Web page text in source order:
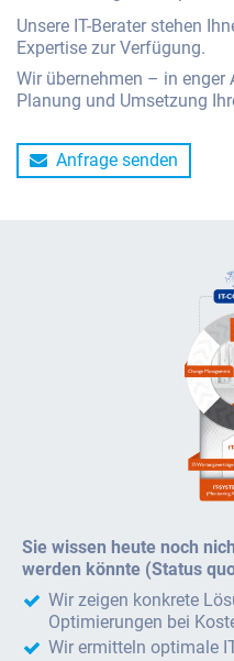
Unsere IT-Berater stehen
Expertise zur Verfügung.
Wir übernehmen – in
Planung und Umsetzung
Anfrage senden
Sie wissen heute noch
werden könnte (Status
Wir zeigen konkrete
Optimierungen bei
Wir ermitteln optimale